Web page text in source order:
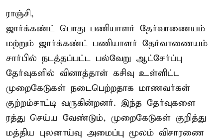
ராஞ்சி,
ஜார்க்கண்ட் பொது பணியாளர் தேர்வாணையம்
மற்றும் ஜார்க்கண்ட் பணியாளர் தேர்வாணையம்
சார்பில் நடத்தப்பட்ட பல்வேறு ஆட்சேர்ப்பு
தேர்வுகளில் வினாத்தாள் கசிவு உள்ளிட்ட
முறைகேடுகள் நடைபெற்றதாக மாணவர்கள்
குற்றம்சாட்டி வருகின்றனர். இந்த தேர்வுகளை
ரத்து செய்ய வேண்டும், முறைகேடுகள் குறித்து
மத்திய புலனாய்வு அமைப்பு மூலம் விசாரணை